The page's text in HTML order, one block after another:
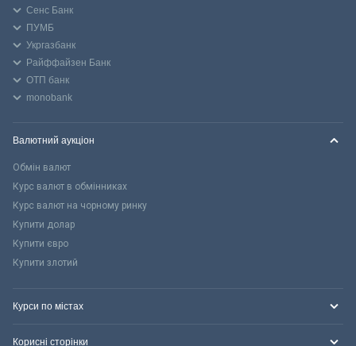
Сенс Банк
ПУМБ
Укргазбанк
Райффайзен Банк
ОТП банк
monobank
Валютний аукціон
Обмін валют
Курс валют в обмінниках
Курс валют на чорному ринку
Купити долар
Купити євро
Купити злотий
Курси по містах
Корисні сторінки